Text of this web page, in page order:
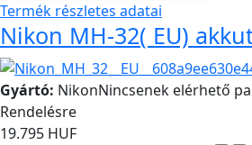
Termék részletes adatai
Nikon MH-32( EU)
Gyártó: NikonNincsenek elérhető
Rendelésre
19.795 HUF